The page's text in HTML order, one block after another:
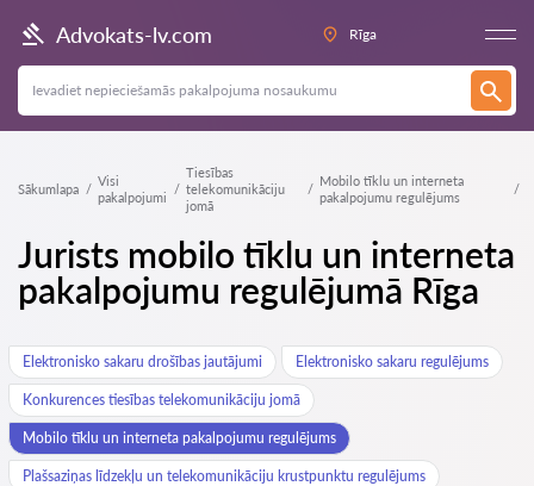
Advokats-lv.com Rīga
Sākumlapa
Visi
pakalpojumi
Tiesības
telekomunikāciju
jomā
Mobilo tīklu un interneta
pakalpojumu regulējums
Jurists mobilo tīklu un interneta
pakalpojumu regulējumā Rīga
Elektronisko sakaru drošības jautājumi Elektronisko sakaru regulējums
Konkurences tiesības telekomunikāciju jomā
Mobilo tīklu un interneta pakalpojumu regulējums
Plašsaziņas līdzekļu un telekomunikāciju krustpunktu regulējums